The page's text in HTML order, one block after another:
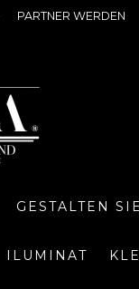
PARTNER WERDEN
GESTALTEN
ILUMINAT